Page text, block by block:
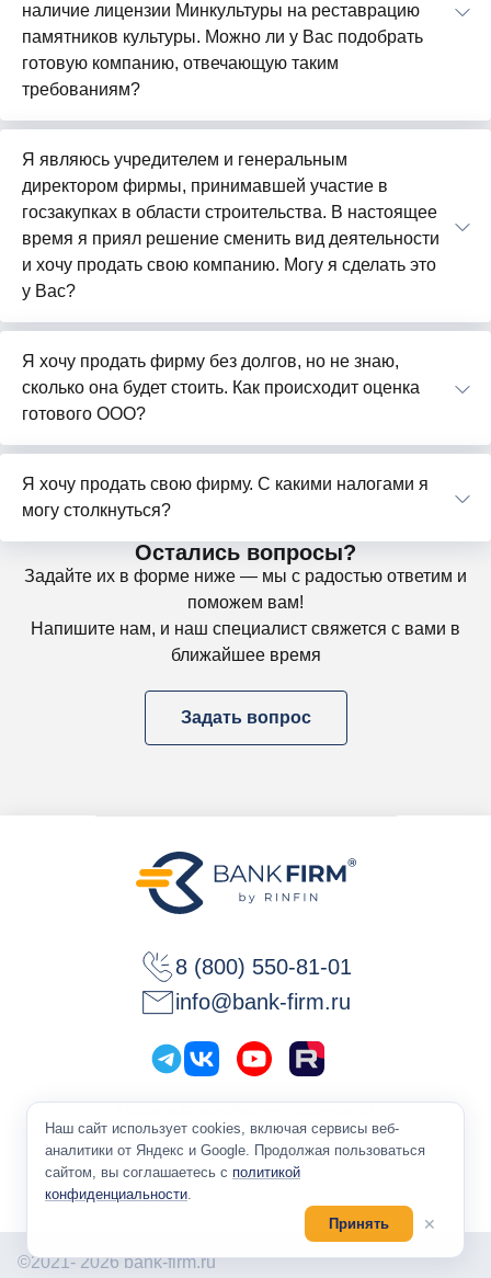
наличие лицензии Минкультуры на реставрацию
памятников культуры. Можно ли у Вас подобрать
готовую компанию, отвечающую таким
требованиям?
Я являюсь учредителем и генеральным
директором фирмы, принимавшей участие в
госзакупках в области строительства. В настоящее
время я приял решение сменить вид деятельности
и хочу продать свою компанию. Могу я сделать это
у Вас?
Я хочу продать фирму без долгов, но не знаю,
сколько она будет стоить. Как происходит оценка
готового ООО?
Я хочу продать свою фирму. С какими налогами я
могу столкнуться?
Остались вопросы?
Задайте их в форме ниже — мы с радостью ответим и
поможем вам!
Напишите нам, и наш специалист свяжется с вами в
ближайшее время
Задать вопрос
8 (800) 550-81-01
info@bank-firm.ru
Оферта
©2021- 2026 bank-firm.ru
Наш сайт использует cookies, включая сервисы веб-
аналитики от Яндекс и Google. Продолжая пользоваться
сайтом, вы соглашаетесь с политикой
конфиденциальности.
Принять
✕